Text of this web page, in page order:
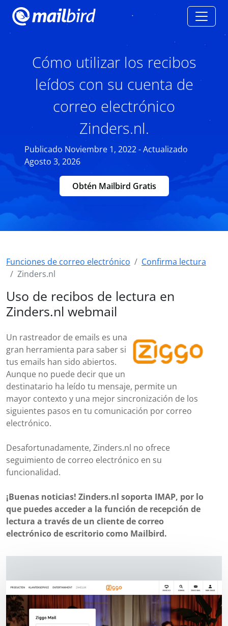
Cómo utilizar los recibos
leídos con su cuenta de
correo electrónico
Zinders.nl.
Publicado Noviembre 1, 2022 - Actualizado
Agosto 3, 2026
Obtén Mailbird Gratis
Funciones de correo electrónico
Confirma lectura
Zinders.nl
Uso de recibos de lectura en
Zinders.nl webmail
Un rastreador de emails es una
gran herramienta para saber si
tus emails han sido abiertos.
Aunque no puede decir que un
destinatario ha leído tu mensaje, permite un
mayor contexto y una mejor sincronización de los
siguientes pasos en tu comunicación por correo
electrónico.
Desafortunadamente, Zinders.nl no ofrece
seguimiento de correo electrónico en su
funcionalidad.
¡Buenas noticias! Zinders.nl soporta IMAP, por lo
que puedes acceder a la función de recepción de
lectura a través de un cliente de correo
electrónico de escritorio como Mailbird.